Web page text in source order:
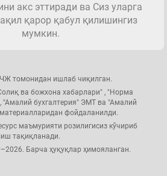
акс эттиради ва Сиз уларга
қарор қабул қилишингиз
мумкин.
томонидан ишлаб чиқилган.
ва божхона хабарлари" , "Норма
"Амалий бухгалтерия" ЭМТ ва "Амалий
фойдаланилди.
маъмурияти розилигисиз кўчириб
тақиқланади.
Барча ҳуқуқлар ҳимояланган.